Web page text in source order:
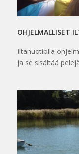
OHJELMALLISET
Iltanuotiolla
ja se sisältää